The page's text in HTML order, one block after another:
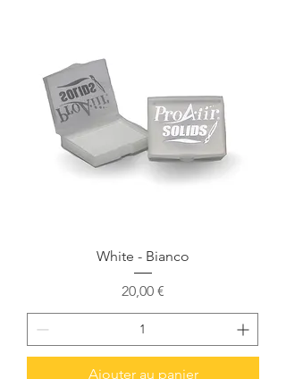
White - Bianco
Prix
20,00 €
Ajouter au panier